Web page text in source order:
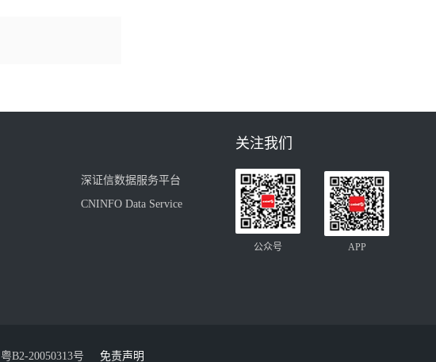
深证信数据服务平台
CNINFO Data Service
关注我们
公众号 APP
粤B2-20050313号 免责声明